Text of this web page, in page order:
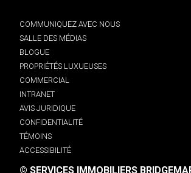
COMMUNIQUEZ AVEC NOUS
SALLE DES MÉDIAS
BLOGUE
PROPRIÉTÉS LUXUEUSES
COMMERCIAL
INTRANET
AVIS JURIDIQUE
CONFIDENTIALITÉ
TÉMOINS
ACCESSIBILITÉ
© SERVICES IMMOBILIERS